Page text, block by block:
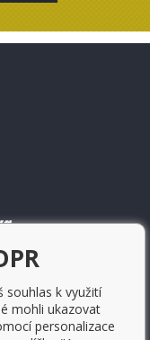
souhlas k využití
mohli ukazovat
personalizace